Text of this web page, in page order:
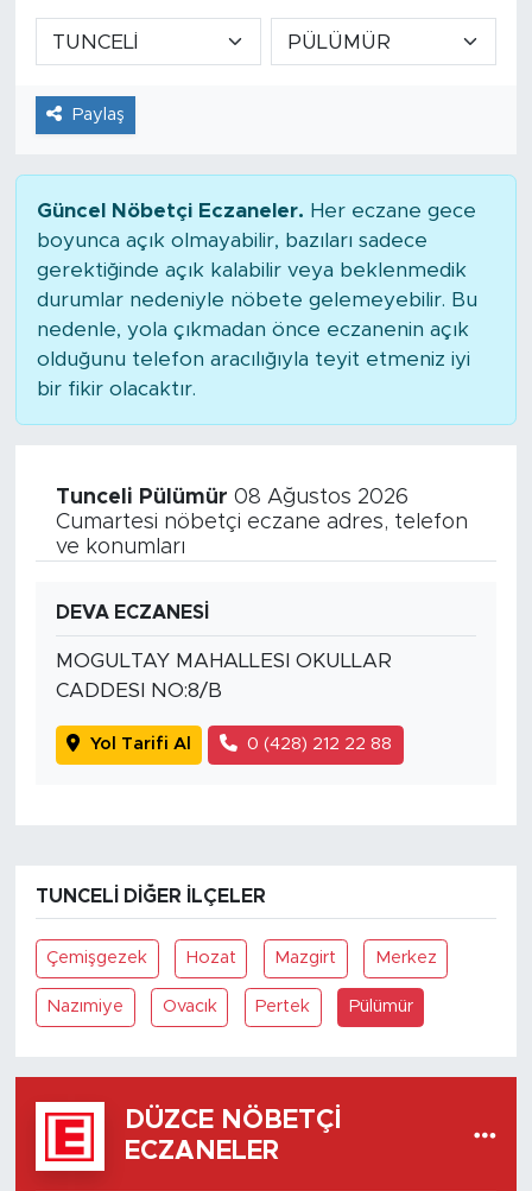
Paylaş
Güncel Nöbetçi Eczaneler. Her eczane gece
boyunca açık olmayabilir, bazıları sadece
gerektiğinde açık kalabilir veya beklenmedik
durumlar nedeniyle nöbete gelemeyebilir. Bu
nedenle, yola çıkmadan önce eczanenin açık
olduğunu telefon aracılığıyla teyit etmeniz iyi
bir fikir olacaktır.
Tunceli Pülümür 08 Ağustos 2026
Cumartesi nöbetçi eczane adres, telefon
ve konumları
DEVA ECZANESİ
MOGULTAY MAHALLESI OKULLAR
CADDESI NO:8/B
Yol Tarifi Al 0 (428) 212 22 88
TUNCELI DIĞER İLÇELER
Çemişgezek Hozat Mazgirt Merkez
Nazımiye Ovacık Pertek Pülümür
DÜZCE NÖBETÇI
ECZANELER